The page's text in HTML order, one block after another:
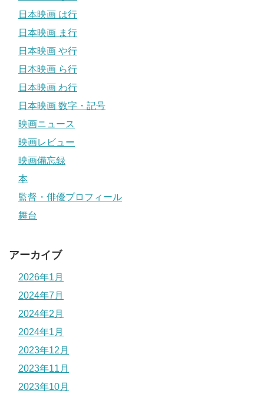
日本映画 は行
日本映画 ま行
日本映画 や行
日本映画 ら行
日本映画 わ行
日本映画 数字・記号
映画ニュース
映画レビュー
映画備忘録
本
監督・俳優プロフィール
舞台
アーカイブ
2026年1月
2024年7月
2024年2月
2024年1月
2023年12月
2023年11月
2023年10月